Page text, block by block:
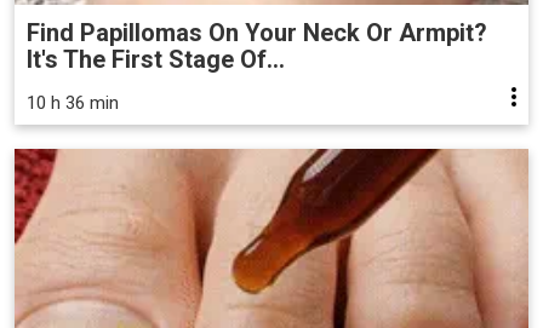
Find Papillomas On Your Neck Or Armpit?
It's The First Stage Of...
10 h 36 min